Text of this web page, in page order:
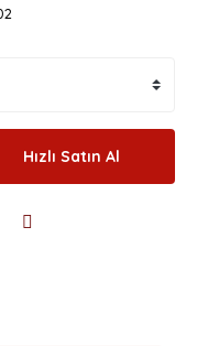
Hızlı Satın Al